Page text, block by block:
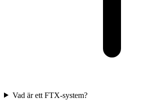
Vad är ett FTX-system?